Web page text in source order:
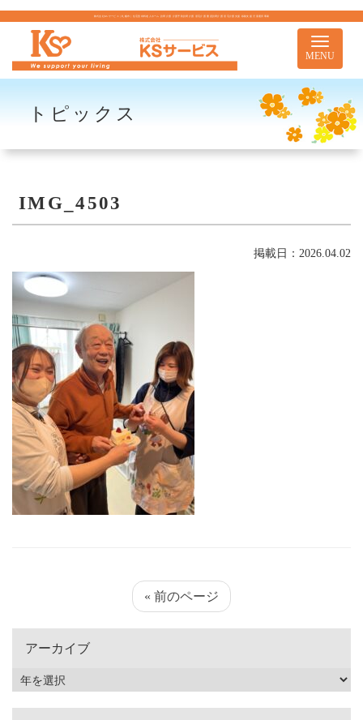
株式会社KSサービス｜札幌市｜住宅型有料老人ホーム 訪問介護 介護予防訪問介護 居宅介護 重度訪問介護 居宅介護支援 移動支援 児童通所事業
Toggle
MENU
トピックス
IMG_4503
掲載日：2026.04.02
« 前のページ
アーカイブ